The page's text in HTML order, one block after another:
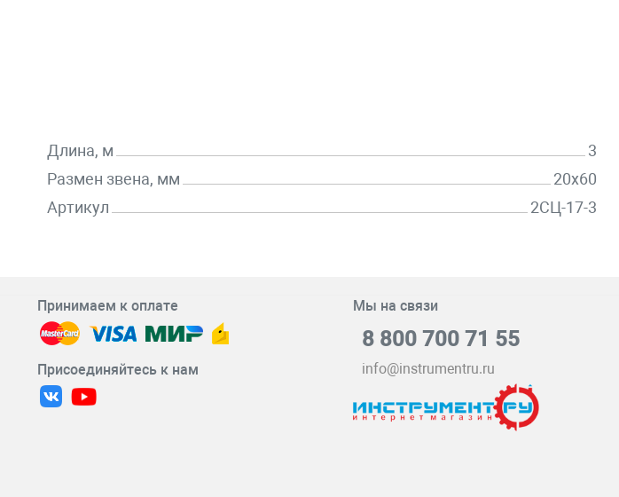
Длина, м
3
Размен звена, мм
20х60
Артикул
2СЦ-17-3
Принимаем к оплате
Присоединяйтесь к нам
Мы на связи
8 800 700 71 55
info@instrumentru.ru